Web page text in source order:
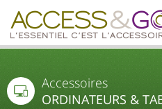
Accessoires
ORDINATEURS &